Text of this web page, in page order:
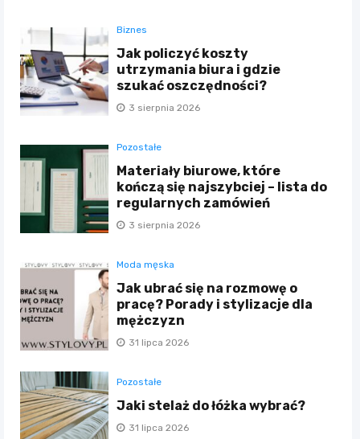
Biznes
Jak policzyć koszty
utrzymania biura i gdzie
szukać oszczędności?
3 sierpnia 2026
Pozostałe
Materiały biurowe, które
kończą się najszybciej – lista do
regularnych zamówień
3 sierpnia 2026
Moda męska
Jak ubrać się na rozmowę o
pracę? Porady i stylizacje dla
mężczyzn
31 lipca 2026
Pozostałe
Jaki stelaż do łóżka wybrać?
31 lipca 2026